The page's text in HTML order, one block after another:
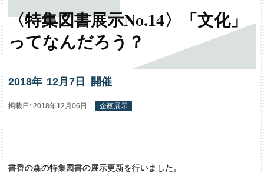
〈特集図書展示No.14〉
「文化」
ってなんだろう？
2018年 12月 7 日 開催
掲載日: 2018年12月06日 企画展示
書香の森の特集図書の展示更新を行いました。